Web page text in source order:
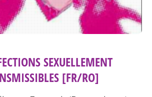
SEXUELLEMENT
[FR/RO]